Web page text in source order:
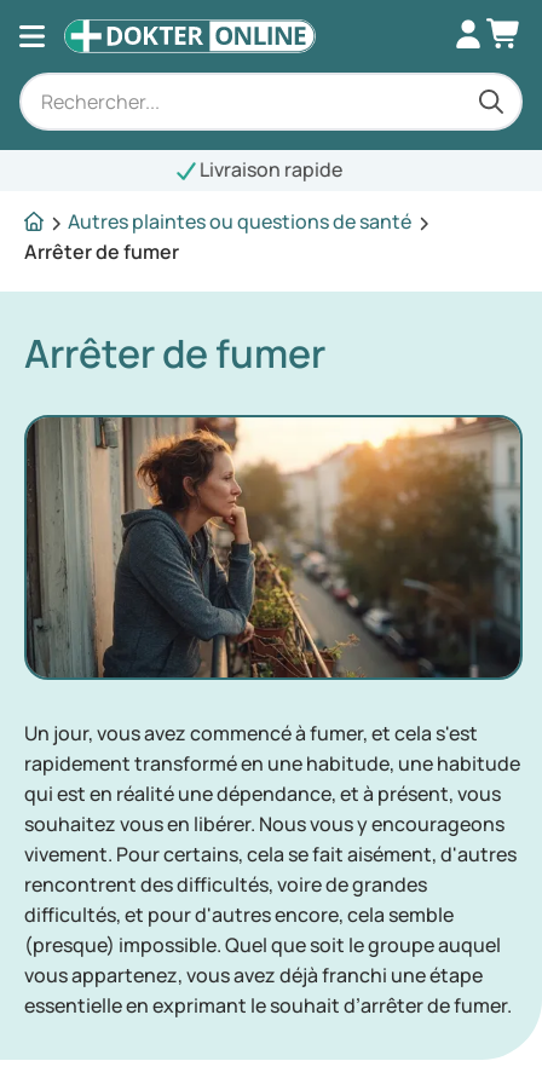
Autres plaintes ou questions de santé
Arrêter de fumer
Arrêter de fumer
Un jour, vous avez commencé à fumer, et cela s'est
rapidement transformé en une habitude, une habitude
qui est en réalité une dépendance, et à présent, vous
souhaitez vous en libérer. Nous vous y encourageons
vivement. Pour certains, cela se fait aisément, d'autres
rencontrent des difficultés, voire de grandes
difficultés, et pour d'autres encore, cela semble
(presque) impossible. Quel que soit le groupe auquel
vous appartenez, vous avez déjà franchi une étape
essentielle en exprimant le souhait d’arrêter de fumer.